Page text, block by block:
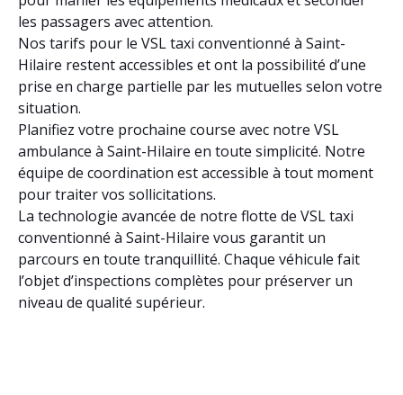
les passagers avec attention.
Nos tarifs pour le VSL taxi conventionné à Saint-
Hilaire restent accessibles et ont la possibilité d’une
prise en charge partielle par les mutuelles selon votre
situation.
Planifiez votre prochaine course avec notre VSL
ambulance à Saint-Hilaire en toute simplicité. Notre
équipe de coordination est accessible à tout moment
pour traiter vos sollicitations.
La technologie avancée de notre flotte de VSL taxi
conventionné à Saint-Hilaire vous garantit un
parcours en toute tranquillité. Chaque véhicule fait
l’objet d’inspections complètes pour préserver un
niveau de qualité supérieur.